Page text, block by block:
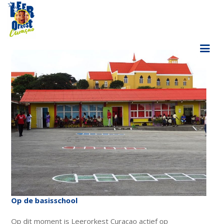
Op de basisschool
Op dit moment is Leerorkest Curaçao actief op